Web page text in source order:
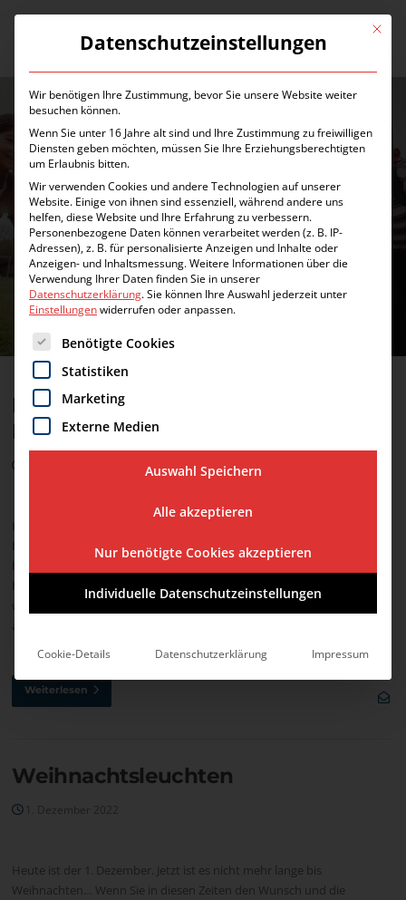
Menü
SCHLAGWORT:STIFTUNG
FRANKFURTER
LÖWENKINDER
Heute ist Internationaler Tag der
Bildung!
Hochwertige, inklusive und chancengerechte Bildung!!! Das ist das Ziel
bis 2030! Mit der Verabschiedung der Globalen Nachhaltigkeitsagenda
hat sich die Weltgemeinschaft dazu verpflichtet, bis 2030 eine
hochwertige, inklusive und chancengerechte Bildung für Menschen
weltweit und ein Leben lang sicherzustellen. Daran erinnert jedes Jahr
Weiterlesen
Weihnachtsleuchten
1. Dezember 2022
Heute ist der 1. Dezember. Jetzt ist es nicht mehr lange bis
Weihnachten… Wenn Sie in diesen Zeiten den Wunsch und die
Mit
Datenschutzeinstellungen
Wir benötigen Ihre Zustimmung, bevor Sie unsere Website weiter
besuchen können.
Wenn Sie unter 16 Jahre alt sind und Ihre Zustimmung zu freiwilligen
Diensten geben möchten, müssen Sie Ihre Erziehungsberechtigten
um Erlaubnis bitten.
Wir verwenden Cookies und andere Technologien auf unserer
Website. Einige von ihnen sind essenziell, während andere uns
helfen, diese Website und Ihre Erfahrung zu verbessern.
Personenbezogene Daten können verarbeitet werden (z. B. IP-
Adressen), z. B. für personalisierte Anzeigen und Inhalte oder
Anzeigen- und Inhaltsmessung.Weitere Informationen über die
Verwendung Ihrer Daten finden Sie in unserer
Datenschutzerklärung.Sie können Ihre Auswahl jederzeit unter
Einstellungenwiderrufen oder anpassen.
Es folgt eine Liste der Service-Gruppen, für die eine Einwilligung
Benötigte Cookies
Statistiken
Marketing
Externe Medien
Auswahl Speichern
Alle akzeptieren
Nur benötigte Cookies akzeptieren
Individuelle Datenschutzeinstellungen
Cookie-Details Datenschutzerklärung Impressum